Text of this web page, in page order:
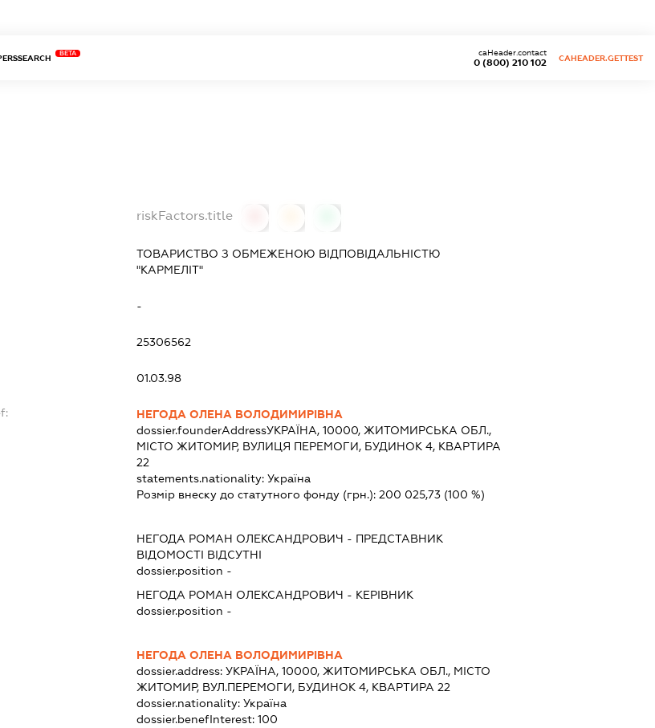
BETA
0 (800) 210 102
caHeader.contact
CAHEADER.GETTEST
riskFactors.title
ТОВАРИСТВО З ОБМЕЖЕНОЮ ВІДПОВІДАЛЬНІСТЮ
"КАРМЕЛІТ"
-
25306562
01.03.98
НЕГОДА ОЛЕНА ВОЛОДИМИРІВНА
dossier.founderAddressУКРАЇНА, 10000, ЖИТОМИРСЬКА ОБЛ.,
МІСТО ЖИТОМИР, ВУЛИЦЯ ПЕРЕМОГИ, БУДИНОК 4, КВАРТИРА
22
statements.nationality: Україна
Розмір внеску до статутного фонду (грн.): 200 025,73(100 %)
НЕГОДА РОМАН ОЛЕКСАНДРОВИЧ - ПРЕДСТАВНИК
ВІДОМОСТІ ВІДСУТНІ
dossier.position -
НЕГОДА РОМАН ОЛЕКСАНДРОВИЧ - КЕРІВНИК
dossier.position -
НЕГОДА ОЛЕНА ВОЛОДИМИРІВНА
dossier.address: УКРАЇНА, 10000, ЖИТОМИРСЬКА ОБЛ., МІСТО
ЖИТОМИР, ВУЛ.ПЕРЕМОГИ, БУДИНОК 4, КВАРТИРА 22
dossier.nationality: Україна
dossier.benefInterest: 100